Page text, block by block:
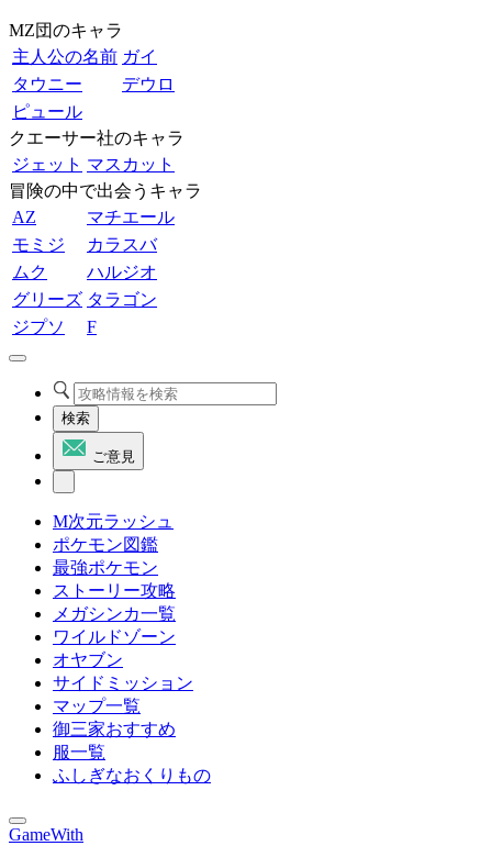
MZ団のキャラ
主人公の名前 ガイ
タウニー
デウロ
ピュール
クエーサー社のキャラ
ジェット マスカット
冒険の中で出会うキャラ
AZ
マチエール
モミジ
カラスバ
ムク
ハルジオ
グリーズ タラゴン
ジプソ
F
検索
ご意見
M次元ラッシュ
ポケモン図鑑
最強ポケモン
ストーリー攻略
メガシンカ一覧
ワイルドゾーン
オヤブン
サイドミッション
マップ一覧
御三家おすすめ
服一覧
ふしぎなおくりもの
GameWith